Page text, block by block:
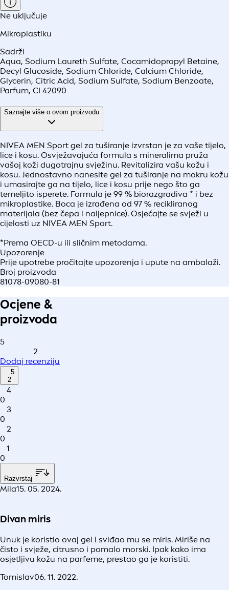
Ne uključuje
Mikroplastiku
Sadrži
Aqua, Sodium Laureth Sulfate, Cocamidopropyl Betaine,
Decyl Glucoside, Sodium Chloride, Calcium Chloride,
Glycerin, Citric Acid, Sodium Sulfate, Sodium Benzoate,
Parfum, CI 42090
Saznajte više o ovom proizvodu
NIVEA MEN Sport gel za tuširanje izvrstan je za vaše tijelo,
lice i kosu. Osvježavajuća formula s mineralima pruža
vašoj koži dugotrajnu svježinu. Revitalizira vašu kožu i
kosu. Jednostavno nanesite gel za tuširanje na mokru kožu
i umasirajte ga na tijelo, lice i kosu prije nego što ga
temeljito isperete. Formula je 99 % biorazgradiva * i bez
mikroplastike. Boca je izrađena od 97 % recikliranog
materijala (bez čepa i naljepnice). Osjećajte se svježi u
cijelosti uz NIVEA MEN Sport.
*Prema OECD-u ili sličnim metodama.
Upozorenje
Prije upotrebe pročitajte upozorenja i upute na ambalaži.
Broj proizvoda
81078-09080-81
Ocjene &
proizvoda
5
2
Dodaj recenziju
5
2
4
0
3
0
2
0
1
0
Razvrstaj
Mila15. 05. 2024.
Divan miris
Unuk je koristio ovaj gel i sviđao mu se miris. Miriše na
čisto i svježe, citrusno i pomalo morski. Ipak kako ima
osjetljivu kožu na parfeme, prestao ga je koristiti.
Tomislav06. 11. 2022.